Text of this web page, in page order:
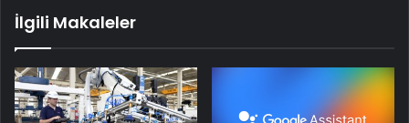
İlgili Makaleler